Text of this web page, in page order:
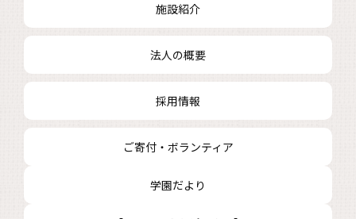
施設紹介
法人の概要
採用情報
ご寄付・ボランティア
学園だより